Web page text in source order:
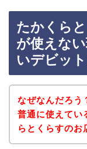
たかくら
が使えな
いデビッ
なぜなんだろう
普通に使えてい
らとくらすのお